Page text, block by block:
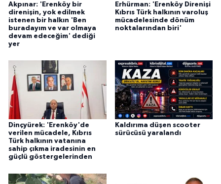
Akpınar: 'Erenköy bir
direnişin, yok edilmek
istenen bir halkın 'Ben
buradayım ve var olmaya
devam edeceğim' dediği
yer
Erhürman: 'Erenköy Direnişi
Kıbrıs Türk halkının varoluş
mücadelesinde dönüm
noktalarından biri'
Dinçyürek: 'Erenköy'de
verilen mücadele, Kıbrıs
Türk halkının vatanına
sahip çıkma iradesinin en
güçlü göstergelerinden
Kaldırıma düşen scooter
sürücüsü yaralandı